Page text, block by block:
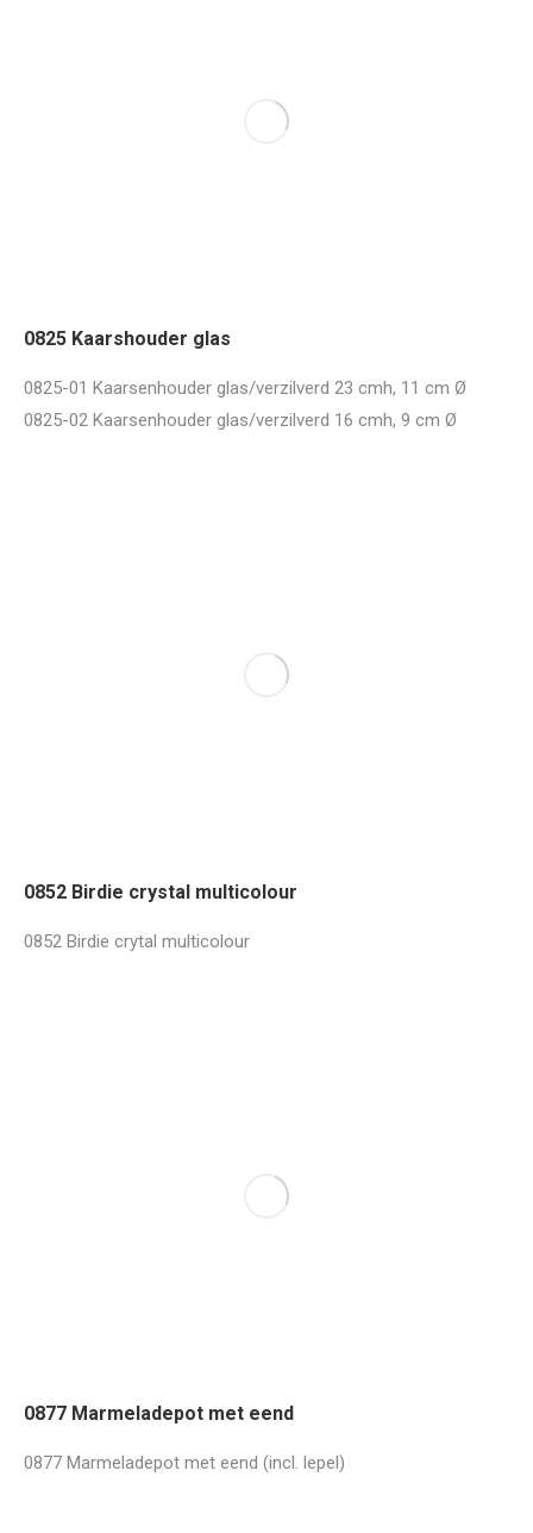
0825 Kaarshouder glas
0825-01 Kaarsenhouder glas/verzilverd 23 cmh, 11 cm Ø
0825-02 Kaarsenhouder glas/verzilverd 16 cmh, 9 cm Ø
0852 Birdie crystal multicolour
0852 Birdie crytal multicolour
0877 Marmeladepot met eend
0877 Marmeladepot met eend (incl. lepel)